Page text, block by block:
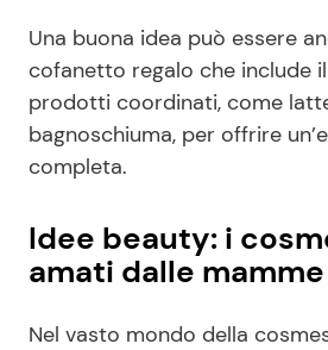
Una buona idea può essere
cofanetto regalo che include
prodotti coordinati, come
bagnoschiuma, per offrire
completa.
Idee beauty: i
amati dalle mamme
Nel vasto mondo della